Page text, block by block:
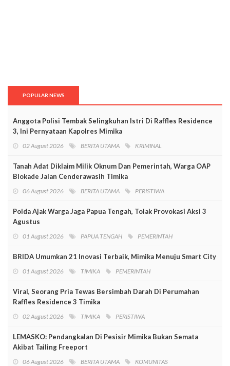
POPULAR NEWS
Anggota Polisi Tembak Selingkuhan Istri Di Raffles Residence
3, Ini Pernyataan Kapolres Mimika
02 August 2026 BERITA UTAMA KRIMINAL
Tanah Adat Diklaim Milik Oknum Dan Pemerintah, Warga OAP
Blokade Jalan Cenderawasih Timika
06 August 2026 BERITA UTAMA PERISTIWA
Polda Ajak Warga Jaga Papua Tengah, Tolak Provokasi Aksi 3
Agustus
01 August 2026 PAPUA TENGAH PEMERINTAH
BRIDA Umumkan 21 Inovasi Terbaik, Mimika Menuju Smart City
01 August 2026 TIMIKA PEMERINTAH
Viral, Seorang Pria Tewas Bersimbah Darah Di Perumahan
Raffles Residence 3 Timika
02 August 2026 TIMIKA PERISTIWA
LEMASKO: Pendangkalan Di Pesisir Mimika Bukan Semata
Akibat Tailing Freeport
06 August 2026 BERITA UTAMA KOMUNITAS